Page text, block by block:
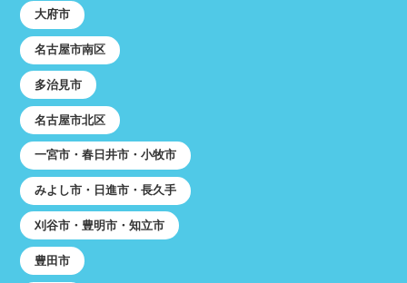
大府市
名古屋市南区
多治見市
名古屋市北区
一宮市・春日井市・小牧市
みよし市・日進市・長久手
刈谷市・豊明市・知立市
豊田市